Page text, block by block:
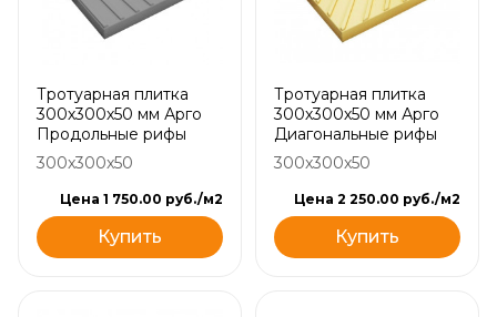
Тротуарная плитка
300х300х50 мм Арго
Продольные рифы
300x300x50
Цена 1 750.00 руб./м2
Купить
Тротуарная плитка
300х300х50 мм Арго
Диагональные рифы
300x300x50
Цена 2 250.00 руб./м2
Купить